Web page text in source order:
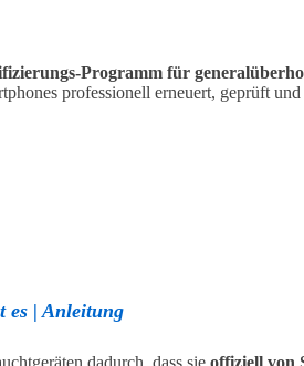
Programm für
professionell erneuert, geprüft
es | Anleitung
dadurch, dass sie offiziell von